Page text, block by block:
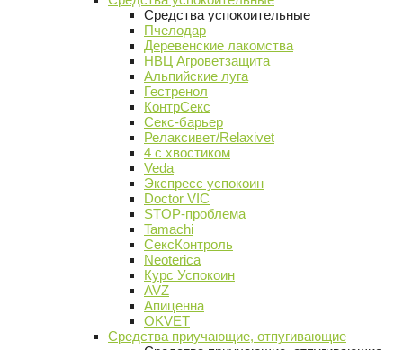
Средства успокоительные
Пчелодар
Деревенские лакомства
НВЦ Агроветзащита
Альпийские луга
Гестренол
КонтрСекс
Секс-барьер
Релаксивет/Relaxivet
4 с хвостиком
Veda
Экспресс успокоин
Doctor VIC
STOP-проблема
Tamachi
СексКонтроль
Neoterica
Курс Успокоин
AVZ
Апиценна
OKVET
Средства приучающие, отпугивающие